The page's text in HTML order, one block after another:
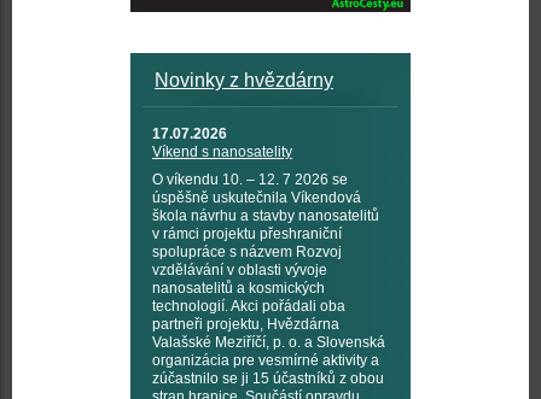
Novinky z hvězdárny
17.07.2026
Víkend s nanosatelity
O víkendu 10. – 12. 7 2026 se
úspěšně uskutečnila Víkendová
škola návrhu a stavby nanosatelitů
v rámci projektu přeshraniční
spolupráce s názvem Rozvoj
vzdělávání v oblasti vývoje
nanosatelitů a kosmických
technologií. Akci pořádali oba
partneři projektu, Hvězdárna
Valašské Meziříčí, p. o. a Slovenská
organizácia pre vesmírné aktivity a
zúčastnilo se ji 15 účastníků z obou